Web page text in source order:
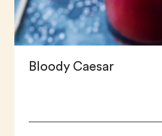
Bloody Caesar